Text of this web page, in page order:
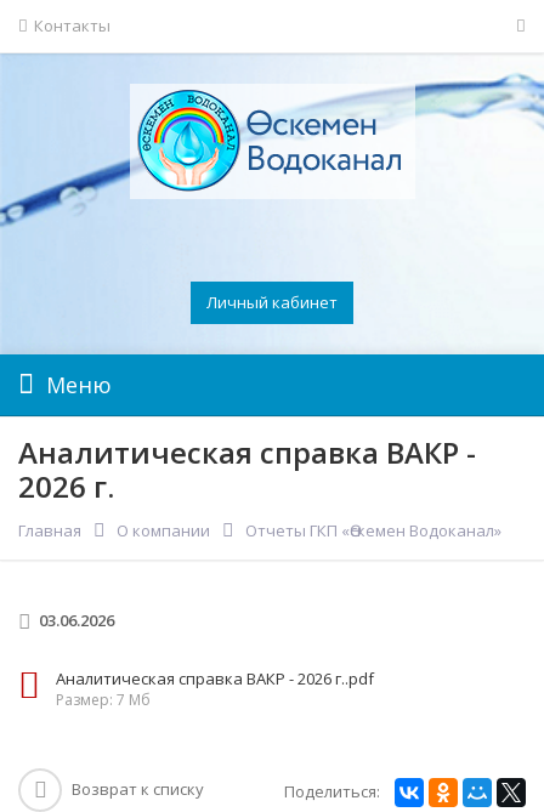
Контакты
Личный кабинет
Меню
Аналитическая справка ВАКР -
2026 г.
Главная О компании Отчеты ГКП «Өскемен Водоканал»
03.06.2026
Аналитическая справка ВАКР - 2026 г..pdf
Размер: 7 Мб
Возврат к списку Поделиться: